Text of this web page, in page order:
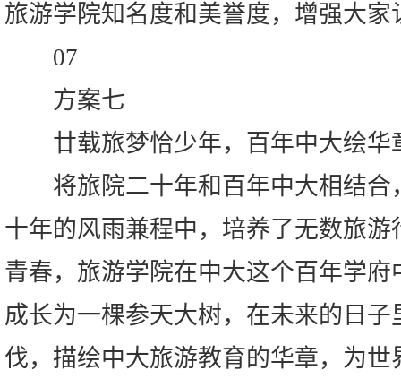
旅游学院知名度和美誉度，增强大家
07
方案七
廿载旅梦恰少年，百年中大绘华
将旅院二十年和百年中大相结合
十年的风雨兼程中，培养了无数旅
青春，旅游学院在中大这个百年学
成长为一棵参天大树，在未来的日
伐，描绘中大旅游教育的华章，为